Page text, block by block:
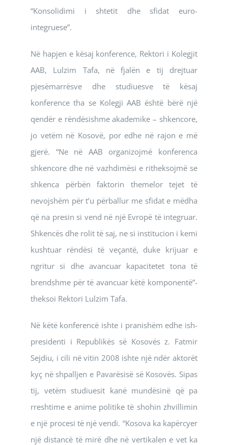
“Konsolidimi i shtetit dhe sfidat euro-
integruese”.
Në hapjen e kësaj konference, Rektori i Kolegjit
AAB, Lulzim Tafa, në fjalën e tij drejtuar
pjesëmarrësve dhe studiuesve të kësaj
konference tha se Kolegji AAB është bërë një
qendër e rëndësishme akademike – shkencore,
jo vetëm në Kosovë, por edhe në rajon e më
gjerë. “Ne në AAB organizojmë konferenca
shkencore dhe në vazhdimësi e ritheksojmë se
shkenca përbën faktorin themelor tejet të
nevojshëm për t’u përballur me sfidat e mëdha
që na presin si vend në një Evropë të integruar.
Shkencës dhe rolit të saj, ne si institucion i kemi
kushtuar rëndësi të veçantë, duke krijuar e
ngritur si dhe avancuar kapacitetet tona të
brendshme për të avancuar këtë komponentë”-
theksoi Rektori Lulzim Tafa.
Në këtë konferencë ishte i pranishëm edhe ish-
presidenti i Republikës së Kosovës z. Fatmir
Sejdiu, i cili në vitin 2008 ishte një ndër aktorët
kyç në shpalljen e Pavarësisë së Kosovës. Sipas
tij, vetëm studiuesit kanë mundësinë që pa
rreshtime e anime politike të shohin zhvillimin
e një procesi të një vendi. “Kosova ka kapërcyer
një distancë të mirë dhe në vertikalen e vet ka